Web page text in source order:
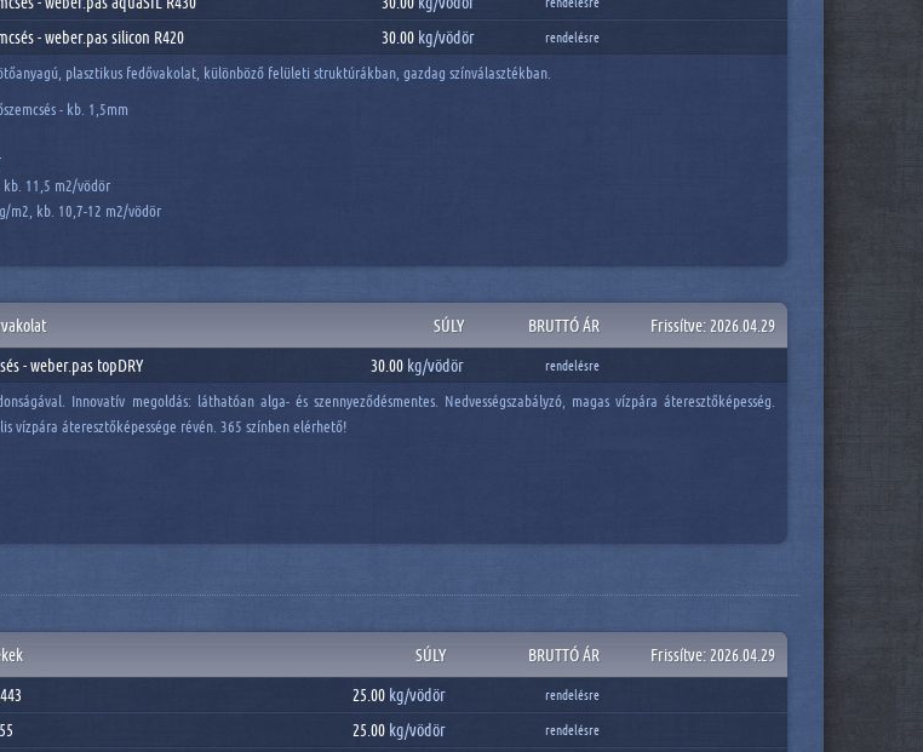
- weber.pas silicon R420 30.00 kg/vödör rendelésre
plasztikus fedővakolat, különböző felületi struktúrákban, gazdag színválasztékban.
- kb. 1,5mm
kb. 11,5 m2/vödör
m2, kb. 10,7-12 m2/vödör
SÚLY BRUTTÓ ÁR Frissítve: 2026.04.29
- weber.pas topDRY 30.00 kg/vödör rendelésre
Innovatív megoldás: láthatóan alga- és szennyeződésmentes. Nedvességszabályzó, magas vízpára áteresztőképesség.
vízpára áteresztőképessége révén. 365 színben elérhető!
SÚLY BRUTTÓ ÁR Frissítve: 2026.04.29
25.00 kg/vödör rendelésre
25.00 kg/vödör rendelésre